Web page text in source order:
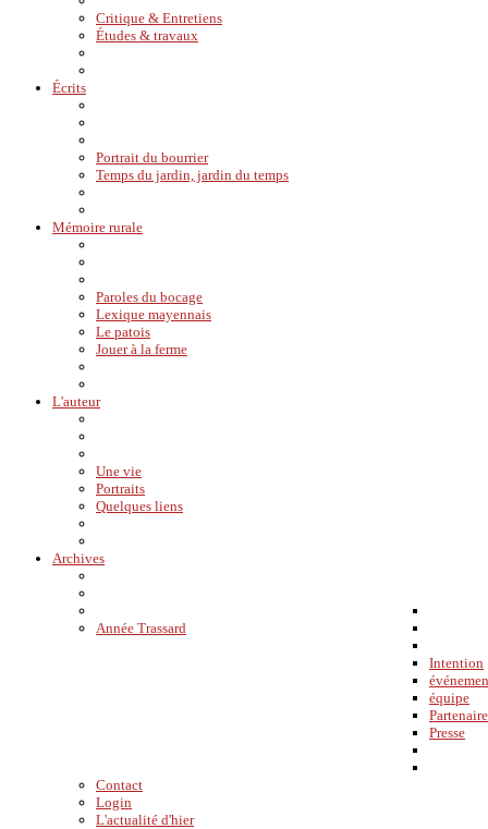
Critique & Entretiens
Études & travaux
Écrits
Portrait du bourrier
Temps du jardin, jardin du temps
Mémoire rurale
Paroles du bocage
Lexique mayennais
Le patois
Jouer à la ferme
L'auteur
Une vie
Portraits
Quelques liens
Archives
Année Trassard
Intention
équipe
Presse
Contact
Login
L'actualité d'hier